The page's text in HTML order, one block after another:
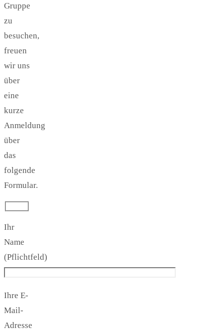
Gruppe
zu
besuchen,
freuen
wir uns
über
eine
kurze
Anmeldung
über
das
folgende
Formular.
Ihr
Name
(Pflichtfeld)
Ihre E-
Mail-
Adresse